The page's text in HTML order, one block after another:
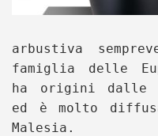
arbustiva
famiglia delle
ha origini dalle
ed è molto
Malesia.